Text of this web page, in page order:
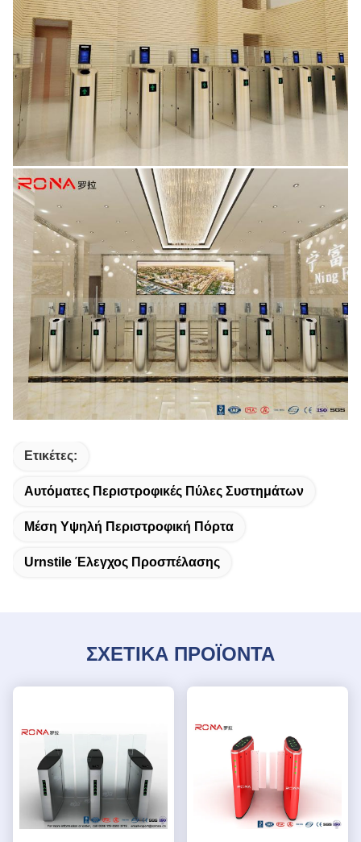
Ετικέτες:
Αυτόματες Περιστροφικές Πύλες Συστημάτων
Μέση Υψηλή Περιστροφική Πόρτα
Urnstile Έλεγχος Προσπέλασης
ΣΧΕΤΙΚΑ ΠΡΟΪΟΝΤΑ